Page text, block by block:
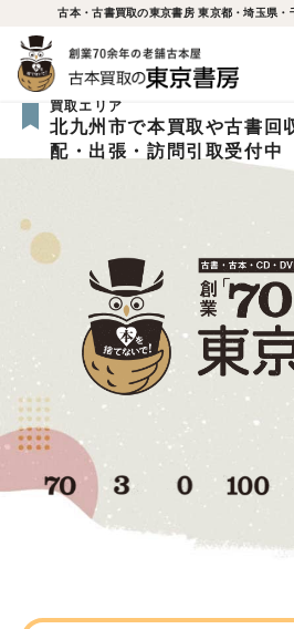
古本・古書買取の東京書房 東京都・埼玉県・
買取エリア
北九州市で本買取や古書
配・出張・訪問引取受付中